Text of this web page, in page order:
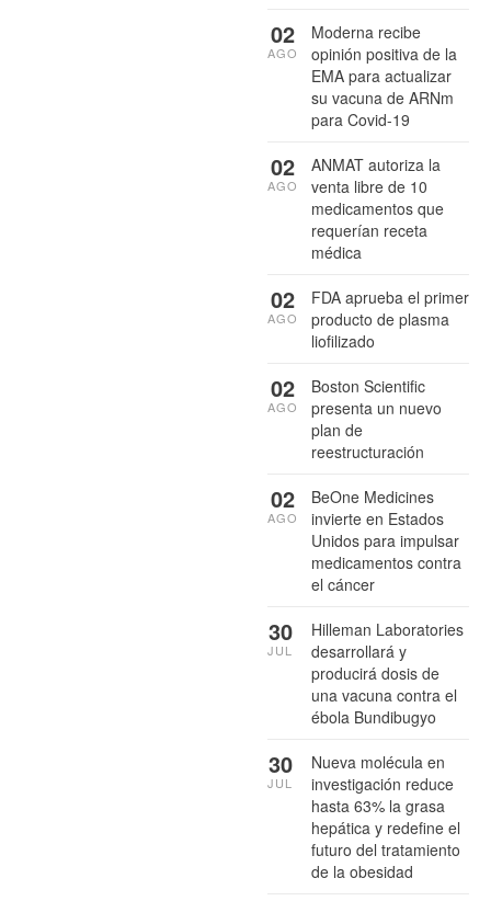
Moderna recibe
opinión positiva de la
EMA para actualizar
su vacuna de ARNm
para Covid-19
02
AGO
ANMAT autoriza la
venta libre de 10
medicamentos que
requerían receta
médica
02
AGO
FDA aprueba el primer
producto de plasma
liofilizado
02
AGO
Boston Scientific
presenta un nuevo
plan de
reestructuración
02
AGO
BeOne Medicines
invierte en Estados
Unidos para impulsar
medicamentos contra
el cáncer
02
AGO
Hilleman Laboratories
desarrollará y
producirá dosis de
una vacuna contra el
ébola Bundibugyo
30
JUL
Nueva molécula en
investigación reduce
hasta 63% la grasa
hepática y redefine el
futuro del tratamiento
de la obesidad
30
JUL